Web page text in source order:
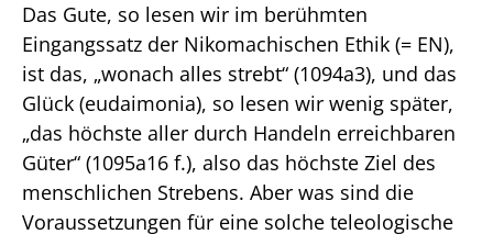
Das Gute, so lesen wir im berühmten
Eingangssatz der Nikomachischen Ethik (= EN),
ist das, „wonach alles strebt“ (1094a3), und das
Glück (eudaimonia), so lesen wir wenig später,
„das höchste aller durch Handeln erreichbaren
Güter“ (1095a16 f.), also das höchste Ziel des
menschlichen Strebens. Aber was sind die
Voraussetzungen für eine solche teleologische